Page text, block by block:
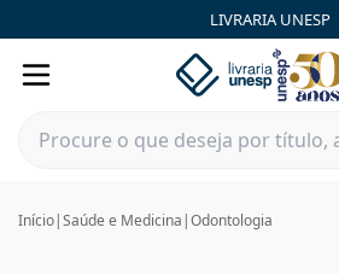
LIVRARIA UNESP
Início|Saúde e Medicina |Odontologia
ODONTOLOGIA|Livraria Unesp |